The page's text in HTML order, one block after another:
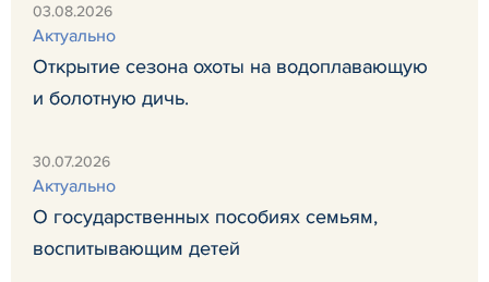
03.08.2026
Актуально
Открытие сезона охоты на водоплавающую
и болотную дичь.
30.07.2026
Актуально
О государственных пособиях семьям,
воспитывающим детей